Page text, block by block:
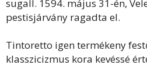
sugall. 1594. május 31-én,
pestisjárvány ragadta el.
Tintoretto igen termékeny
klasszicizmus kora kevéssé